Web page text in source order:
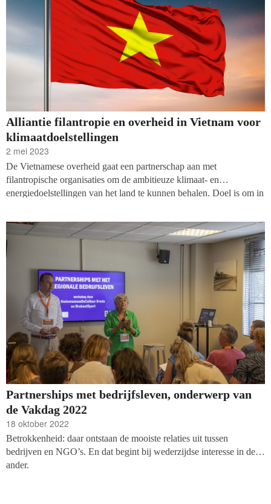
Alliantie filantropie en overheid in Vietnam voor
klimaatdoelstellingen
2 mei 2023
De Vietnamese overheid gaat een partnerschap aan met
filantropische organisaties om de ambitieuze klimaat- en
energiedoelstellingen van het land te kunnen behalen. Doel is om in
een van ’s werelds meest kwetsbare regio’s voor
klimaatverandering.
Partnerships met bedrijfsleven, onderwerp van
de Vakdag 2022
18 oktober 2022
Betrokkenheid: daar ontstaan de mooiste relaties uit tussen
bedrijven en NGO’s. En dat begint bij wederzijdse interesse in de
ander.